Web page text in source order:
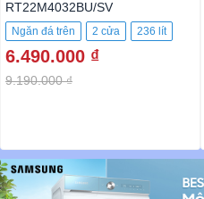
RT22M4032BU/SV
Ngăn đá trên 2 cửa 236 lít
6.490.000 ₫
9.190.000 ₫